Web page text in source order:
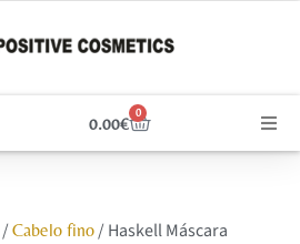
0.00€
0
/ Cabelo fino/ Haskell Máscara